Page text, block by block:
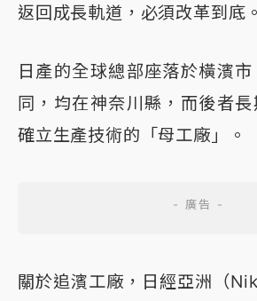
返回成長軌道，必須改革到底
日產的全球總部座落於橫濱
同，均在神奈川縣，而後者
確立生產技術的「母工廠」。
關於追濱工廠，日經亞洲（